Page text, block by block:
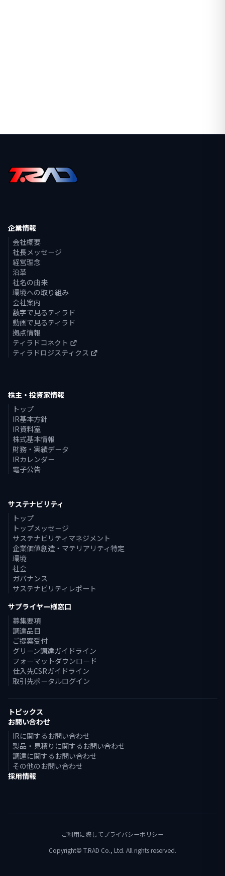
企業情報
会社概要
社長メッセージ
経営理念
沿革
社名の由来
環境への取り組み
会社案内
数字で見るティラド
動画で見るティラド
拠点情報
ティラドコネクト
ティラドロジスティクス
株主・投資家情報
トップ
IR基本方針
IR資料室
株式基本情報
財務・実績データ
IRカレンダー
電子公告
サステナビリティ
トップ
トップメッセージ
サステナビリティマネジメント
企業価値創造・マテリアリティ特定
環境
社会
ガバナンス
サステナビリティレポート
サプライヤー様窓口
募集要項
調達品目
ご提案受付
グリーン調達ガイドライン
フォーマットダウンロード
仕入先CSRガイドライン
取引先ポータルログイン
トピックス
お問い合わせ
IRに関するお問い合わせ
製品・見積りに関するお問い合わせ
調達に関するお問い合わせ
その他のお問い合わせ
採用情報
ご利用に際してプライバシーポリシー
Copyright© T.RAD Co., Ltd. All rights reserved.